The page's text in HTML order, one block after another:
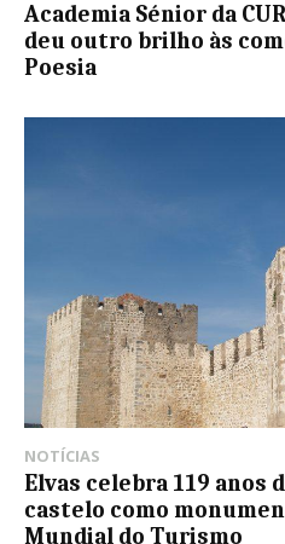
Academia Sénior da
deu outro brilho às
Poesia
NOTÍCIAS
Elvas celebra 119 anos
castelo como
Mundial do Turismo